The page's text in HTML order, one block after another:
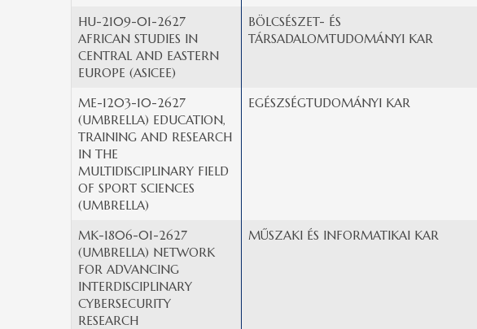
HU-2109-01-2627
AFRICAN STUDIES IN
CENTRAL AND EASTERN
EUROPE (ASICEE)
BÖLCSÉSZET- ÉS
TÁRSADALOMTUDOMÁNYI KAR
ME-1203-10-2627
(UMBRELLA) EDUCATION,
TRAINING AND RESEARCH
IN THE
MULTIDISCIPLINARY FIELD
OF SPORT SCIENCES
(UMBRELLA)
EGÉSZSÉGTUDOMÁNYI KAR
MK-1806-01-2627
(UMBRELLA) NETWORK
FOR ADVANCING
INTERDISCIPLINARY
CYBERSECURITY
RESEARCH
MŰSZAKI ÉS INFORMATIKAI KAR